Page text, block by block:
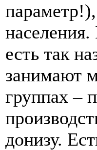
есть так
занимают
группах –
донизу.